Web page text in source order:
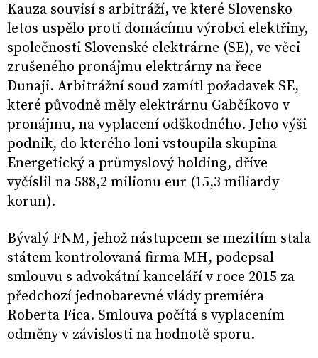
Kauza souvisí s arbitráží, ve které Slovensko
letos uspělo proti domácímu výrobci elektřiny,
společnosti Slovenské elektrárne (SE), ve věci
zrušeného pronájmu elektrárny na řece
Dunaji. Arbitrážní soud zamítl požadavek SE,
které původně měly elektrárnu Gabčíkovo v
pronájmu, na vyplacení odškodného. Jeho výši
podnik, do kterého loni vstoupila skupina
Energetický a průmyslový holding, dříve
vyčíslil na 588,2 milionu eur (15,3 miliardy
korun).
Bývalý FNM, jehož nástupcem se mezitím stala
státem kontrolovaná firma MH, podepsal
smlouvu s advokátní kanceláří v roce 2015 za
předchozí jednobarevné vlády premiéra
Roberta Fica. Smlouva počítá s vyplacením
odměny v závislosti na hodnotě sporu.